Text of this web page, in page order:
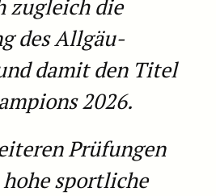
zugleich die
des Allgäu-
damit den Titel
2026.
Prüfungen
sportliche